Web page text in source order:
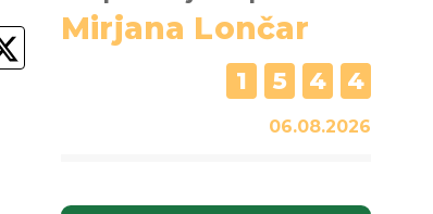
Mirjana Lončar
1 5 4 4
06.08.2026